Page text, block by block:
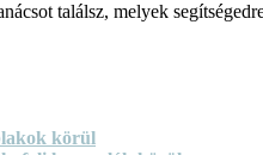
találsz, melyek
körül